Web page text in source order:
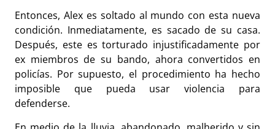
Entonces, Alex es soltado al mundo con esta nueva
condición. Inmediatamente, es sacado de su casa.
Después, este es torturado injustificadamente por
ex miembros de su bando, ahora convertidos en
policías. Por supuesto, el procedimiento ha hecho
imposible que pueda usar violencia para
defenderse.